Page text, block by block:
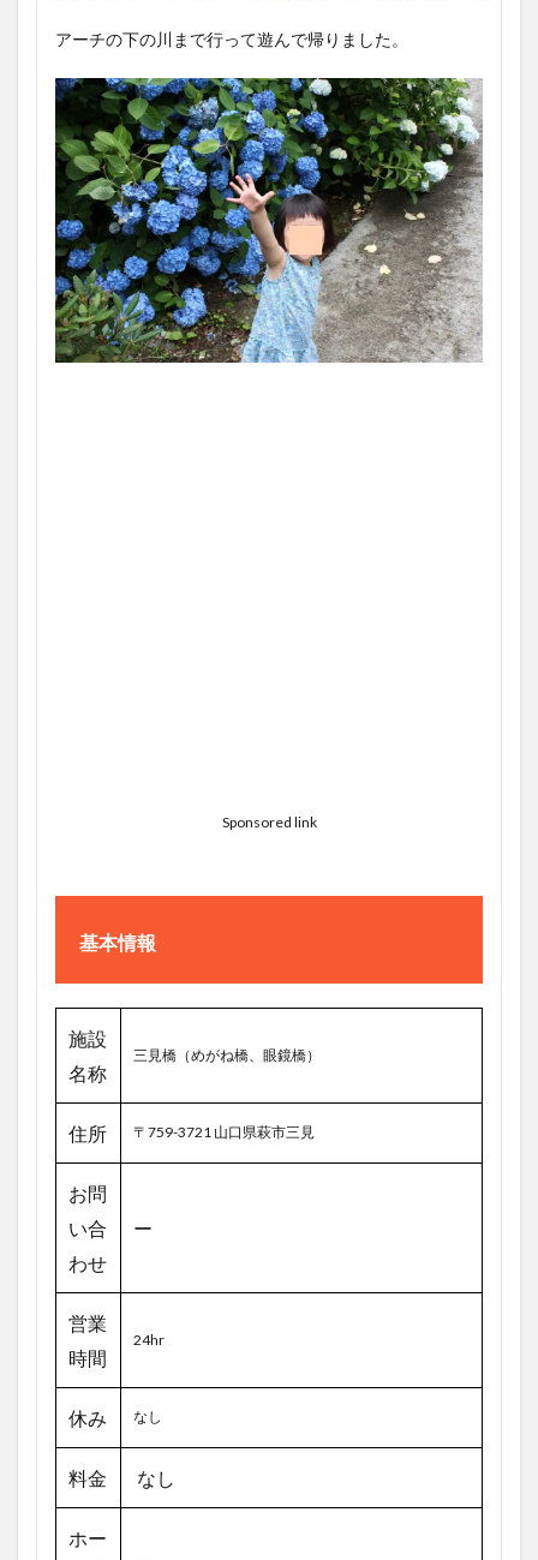
アーチの下の川まで行って遊んで帰りました。
Sponsored link
基本情報
施設
名称
三見橋（めがね橋、眼鏡橋）
住所 〒759-3721 山口県萩市三見
お問
い合
わせ
ー
営業
時間
24hr
休み なし
料金 なし
ホー